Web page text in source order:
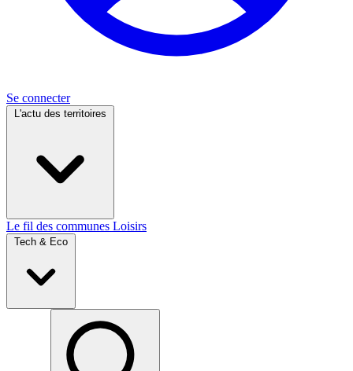
Se connecter
L'actu des territoires
Le fil des communes Loisirs
Tech & Eco